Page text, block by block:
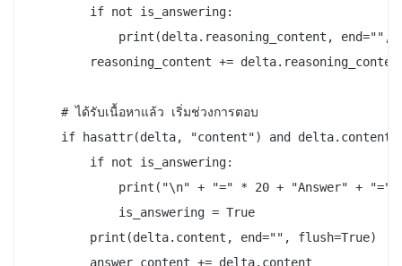
        if not is_answering:
print(delta.reasoning_content, end="",
reasoning_content +=
    # ได้รับเนื้อหาแล้ว เริ่มช่วงการตอบ
    if hasattr(delta, "content") and delta.content:
        if not is_answering:
print("\n" + "=" * 20 + "Answer" + "="
            is_answering = True
        print(delta.content, end="", flush=True)